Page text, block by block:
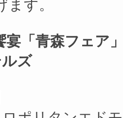
す。
宴「青森フェア
ズ